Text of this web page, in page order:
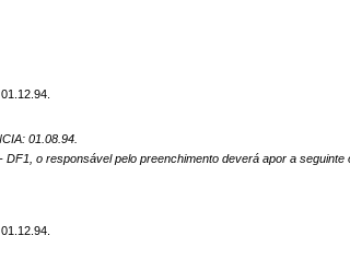
01.08.94.
o responsável pelo preenchimento deverá apor a